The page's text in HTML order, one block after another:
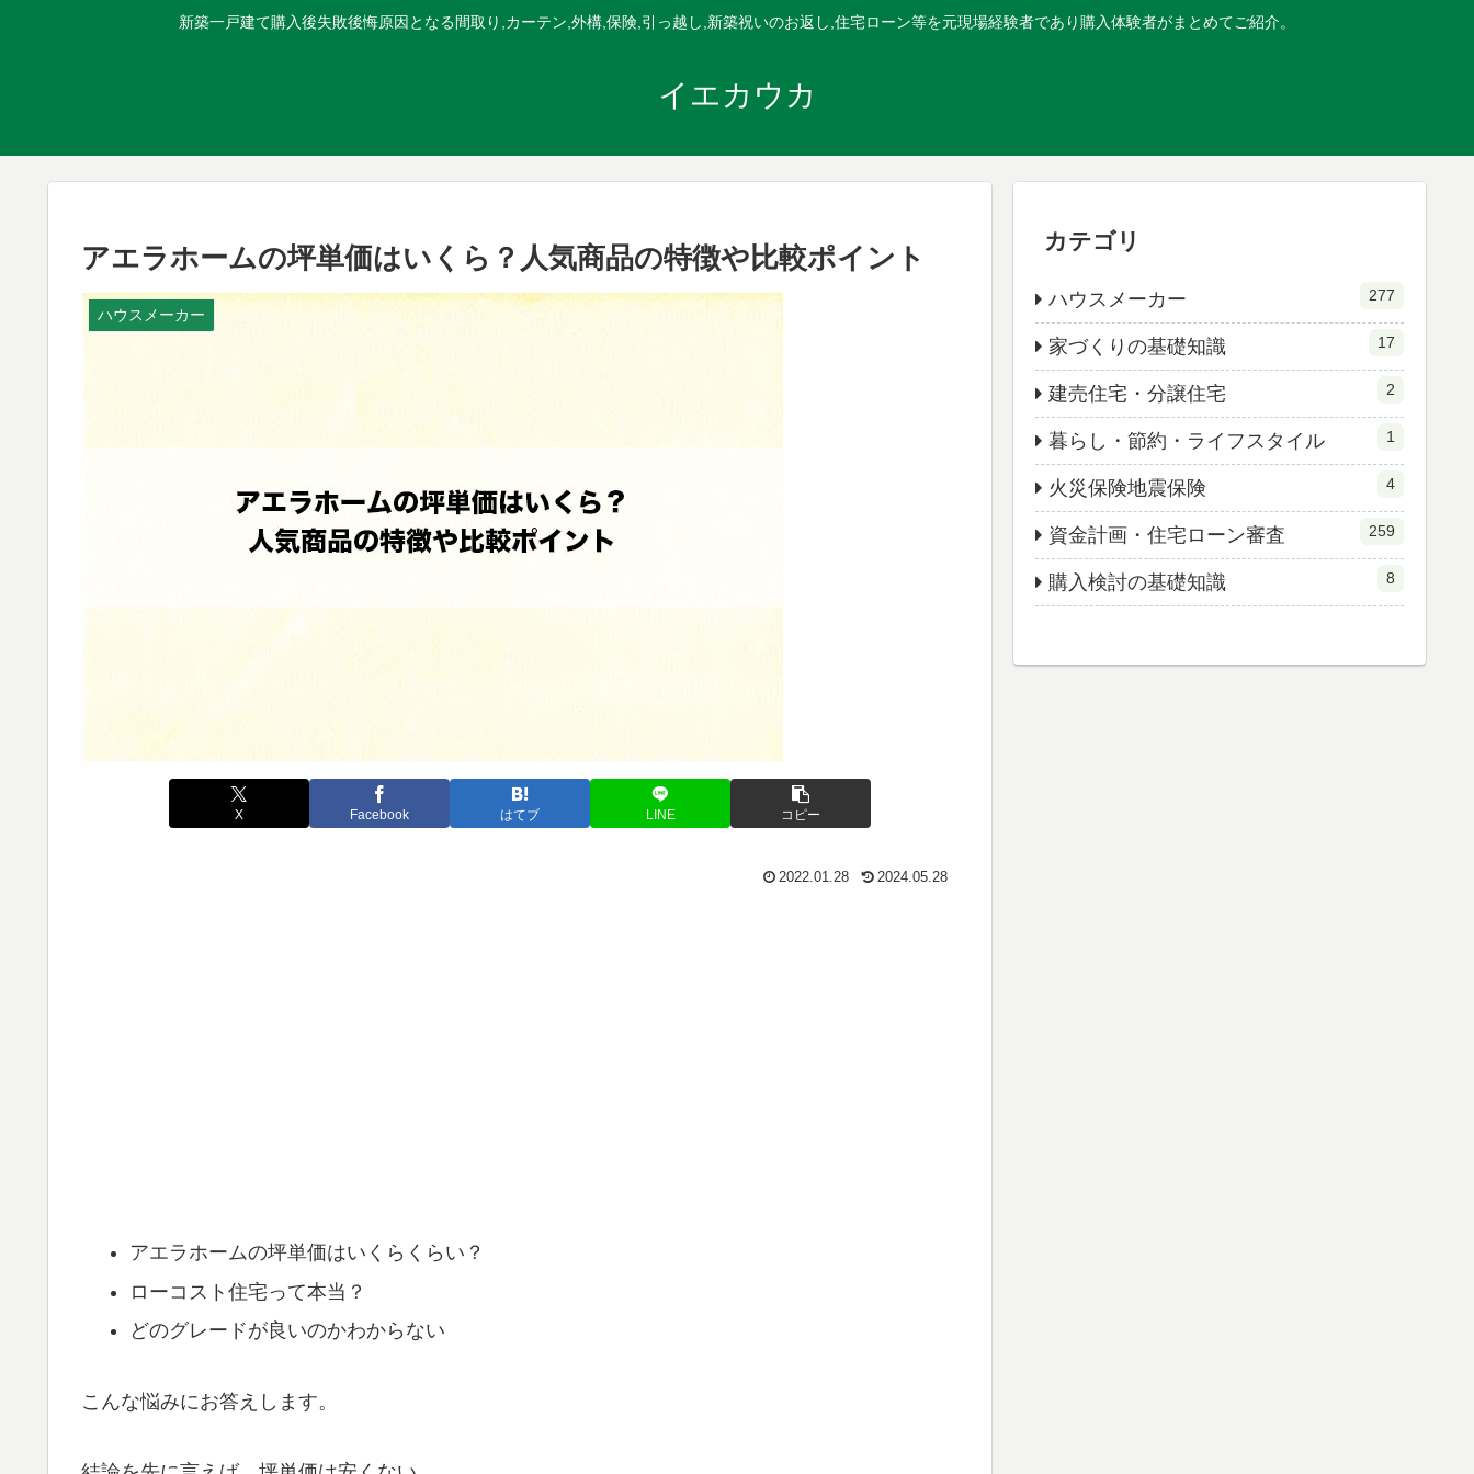
新築一戸建て購入後失敗後悔原因となる間取り,カーテン,外構,保険,引っ越し,新築祝いのお返し,住宅ローン等を元現場経験者であり購入体験者がまとめてご紹介。
イエカウカ
アエラホームの坪単価はいくら？人気商品の特徴や比較ポイント
ハウスメーカー
X Facebook はてブ LINE コピー
2022.01.28 2024.05.28
アエラホームの坪単価はいくらくらい？
ローコスト住宅って本当？
どのグレードが良いのかわからない
こんな悩みにお答えします。
カテゴリ
ハウスメーカー 277
家づくりの基礎知識 17
建売住宅・分譲住宅 2
暮らし・節約・ライフスタイル 1
火災保険地震保険 4
資金計画・住宅ローン審査 259
購入検討の基礎知識 8